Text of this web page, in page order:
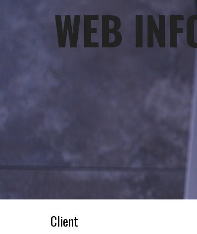
WEB
Client